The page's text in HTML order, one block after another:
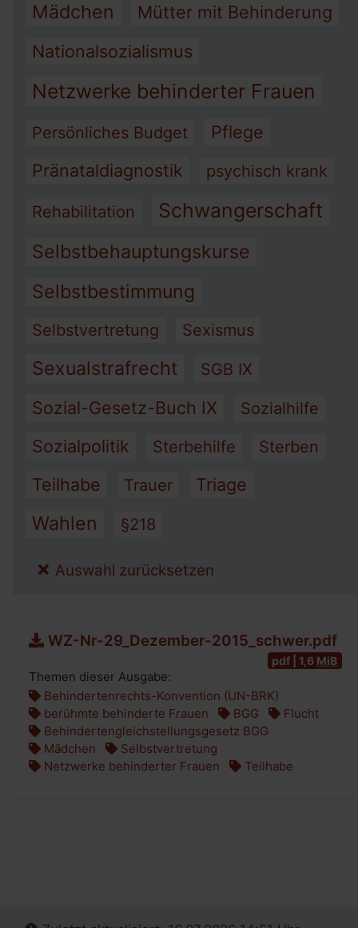
Mädchen
Mütter mit Behinderung
Nationalsozialismus
Netzwerke behinderter Frauen
Persönliches Budget
Pflege
Pränataldiagnostik
psychisch krank
Rehabilitation Schwangerschaft
Selbstbehauptungskurse
Selbstbestimmung
Selbstvertretung Sexismus
Sexualstrafrecht SGB IX
Sozial-Gesetz-Buch IX Sozialhilfe
Sozialpolitik Sterbehilfe Sterben
Teilhabe Trauer Triage
Wahlen §218
Auswahl zurücksetzen
WZ-Nr-29_Dezember-2015_schwer.pdf
pdf | 1,6 MiB
Themen dieser Ausgabe:
Behindertenrechts-Konvention (UN-BRK)
berühmte behinderte Frauen
BGG
Flucht
Behindertengleichstellungsgesetz BGG
Mädchen
Selbstvertretung
Netzwerke behinderter Frauen
Teilhabe